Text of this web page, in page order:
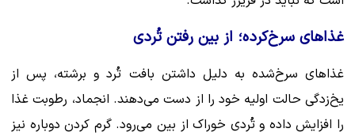
غذاهای سرخ‌کرده؛ از بین رفتن تُردی
غذاهای سرخ‌شده به دلیل داشتن بافت تُرد و برشته، پس از
یخ‌زدگی حالت اولیه خود را از دست می‌دهند. انجماد، رطوبت غذا
را افزایش داده و تُردی خوراک از بین می‌رود. گرم کردن دوباره نیز